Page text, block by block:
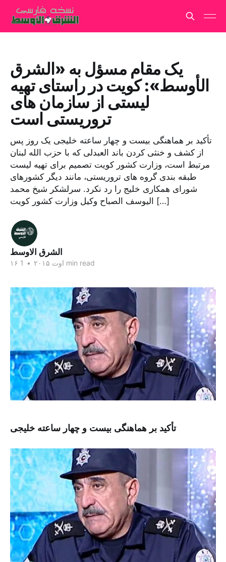
یک مقام مسؤل به «الشرق
الأوسط»: کویت در راستای تهیه
لیستی از سازمان های
تروریستی است
تأکید بر هماهنگی بیست و چهار ساعته خلیجی یک روز پس
از کشف و خنثی کردن باند العبدلی که با حزب الله لبنان
مرتبط است، وزارت کشور کویت تصمیم برای تهیه لیست
طبقه بندی گروه های تروریستی، مانند دیگر کشورهای
شورای همکاری خلیج را رد نکرد. سرلشکر شیخ محمد
الیوسف الصباح وکیل وزارت کشور کویت […]
الشرق الاوسط
۱۶ اوت ۲۰۱۵ • 1 min read
تأکید بر هماهنگی بیست و چهار ساعته خلیجی